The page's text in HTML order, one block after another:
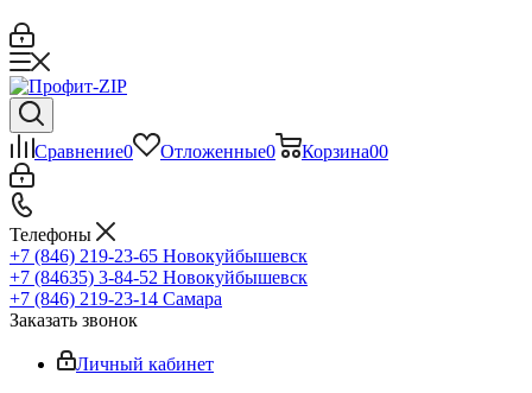
Сравнение0 Отложенные0 Корзина00
Телефоны
+7 (846) 219-23-65 Новокуйбышевск
+7 (84635) 3-84-52 Новокуйбышевск
+7 (846) 219-23-14 Самара
Заказать звонок
Личный кабинет